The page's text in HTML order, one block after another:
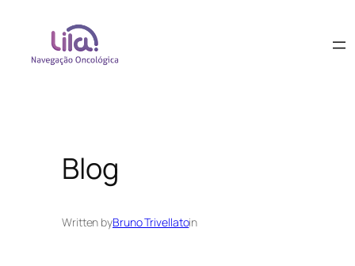
Blog
Written byBruno Trivellatoin